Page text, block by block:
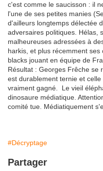
c'est comme le saucisson : il
l'une de ses petites manies
d'ailleurs longtemps délectée
adversaires politiques. Hélas,
malheureuses adressées à
harkis, et plus récemment
blacks jouant en équipe de
Résultat : Georges Frêche se
est durablement ternie et
vraiment gagné. Le vieil
dinosaure médiatique.
comité tue. Médiatiquement
#Décryptage
Partager